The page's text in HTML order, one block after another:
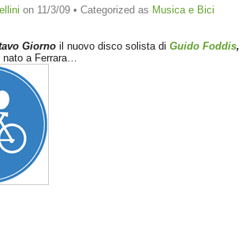
on 11/3/09 • Categorized as Musica e Bici
Giorno il nuovo disco solista di Guido Foddis,
nato a Ferrara…